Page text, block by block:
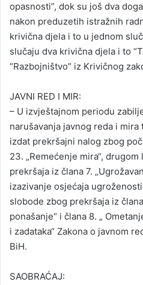
opasnosti”, dok su još dva
nakon preduzetih istražnih
krivična djela i to u jednom
slučaju dva krivična djela i to
“Razbojništvo” iz Krivičnog
JAVNI RED I MIR:
– U izvještajnom periodu
narušavanja javnog reda i
izdat prekršajni nalog zbog
23. „Remećenje mira“,
prekršaja iz člana 7.
izazivanje osjećaja
slobode zbog prekršaja iz
ponašanje“ i člana 8. „
i zadataka“ Zakona o javnom
BiH.
SAOBRAĆAJ: